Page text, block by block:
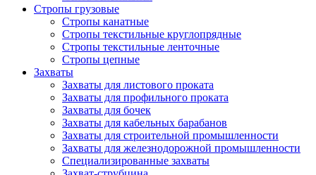
Стропы грузовые
Стропы канатные
Стропы текстильные круглопрядные
Стропы текстильные ленточные
Стропы цепные
Захваты
Захваты для листового проката
Захваты для профильного проката
Захваты для бочек
Захваты для кабельных барабанов
Захваты для строительной промышленности
Захваты для железнодорожной промышленности
Специализированные захваты